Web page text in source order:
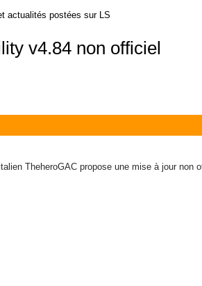
actualités postées sur LS
v4.84 non officiel
TheheroGAC propose une mise à jour